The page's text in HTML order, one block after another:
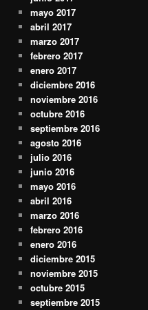
mayo 2017
abril 2017
marzo 2017
febrero 2017
enero 2017
diciembre 2016
noviembre 2016
octubre 2016
septiembre 2016
agosto 2016
julio 2016
junio 2016
mayo 2016
abril 2016
marzo 2016
febrero 2016
enero 2016
diciembre 2015
noviembre 2015
octubre 2015
septiembre 2015